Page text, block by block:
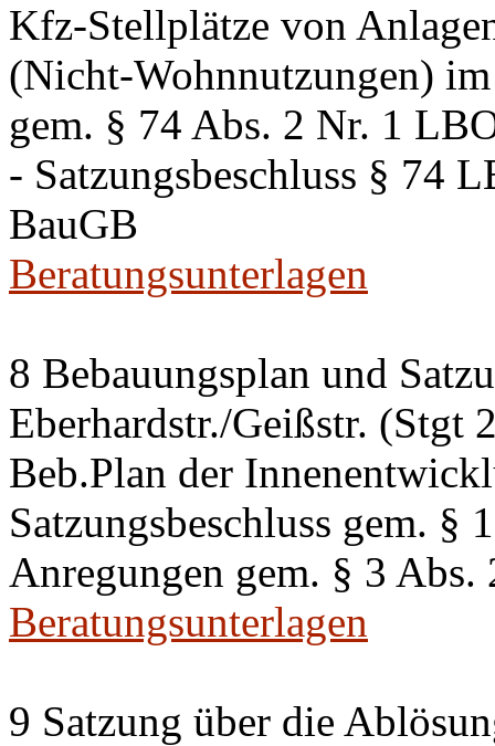
Kfz-Stellplätze von
(Nicht-Wohnnutzungen)
gem. § 74 Abs. 2 Nr. 1
- Satzungsbeschluss § 74
BauGB
Beratungsunterlagen
8 Bebauungsplan und
Eberhardstr./Geißstr. (Stgt
Beb.Plan der
Satzungsbeschluss gem.
Anregungen gem. § 3 Abs.
Beratungsunterlagen
9 Satzung über die